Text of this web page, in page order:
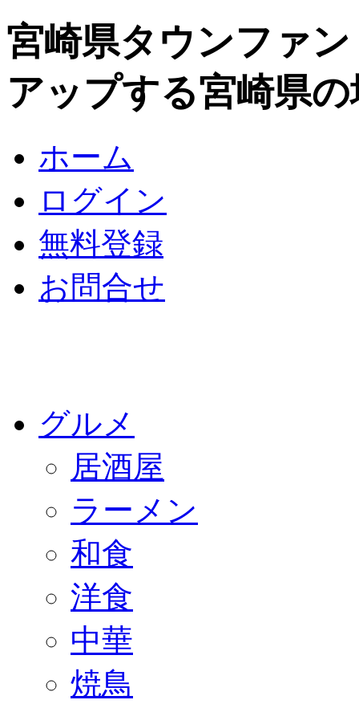
宮崎県タウンファ
アップする宮崎県
ホーム
ログイン
無料登録
お問合せ
グルメ
居酒屋
ラーメン
和食
洋食
中華
焼鳥